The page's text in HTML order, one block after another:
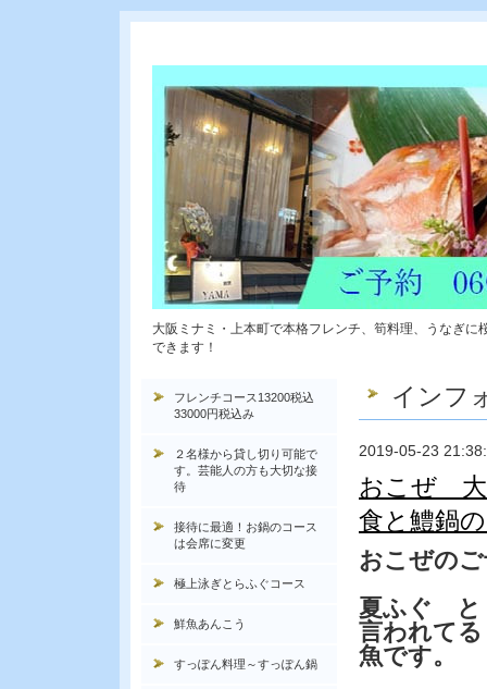
大阪ミナミ・上本町で本格フレンチ、筍料理、うなぎ
できます！
インフ
2019-05-23
おこぜ 大
食と鱧鍋
おこぜの
夏ふぐ と
言われてる
魚です。
フレンチコース13200税込
33000円税込み
２名様から貸し切り可能で
す。芸能人の方も大切な接
待
接待に最適！お鍋のコース
は会席に変更
極上泳ぎとらふぐコース
鮮魚あんこう
すっぽん料理～すっぽん鍋